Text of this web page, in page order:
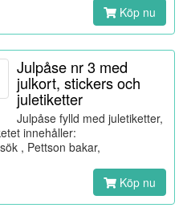
Köp nu
Julpåse nr 3 med
julkort, stickers och
juletiketter
Julpåse fylld med juletiketter,
innehåller:
, Pettson bakar,
Köp nu